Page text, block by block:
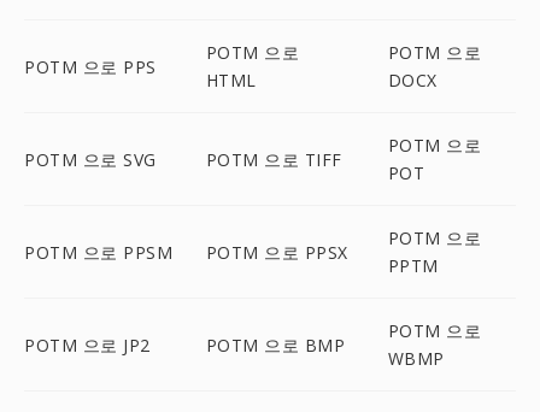
POTM 으로 PPS
POTM 으로
HTML
POTM 으로
DOCX
POTM 으로 SVG POTM 으로 TIFF
POTM 으로
POT
POTM 으로 PPSM POTM 으로 PPSX
POTM 으로
PPTM
POTM 으로 JP2 POTM 으로 BMP
POTM 으로
WBMP